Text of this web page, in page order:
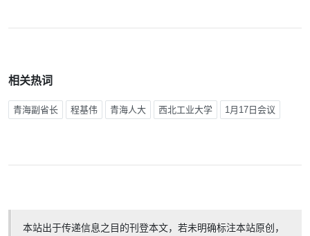
相关热词
青海副省长 程基伟 青海人大 西北工业大学 1月17日会议
本站出于传递信息之目的刊登本文，若未明确标注本站原创，